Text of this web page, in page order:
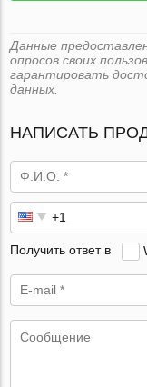
Данные
опросов своих
гарантировать
данных.
НАПИСАТЬ
Получить ответ в